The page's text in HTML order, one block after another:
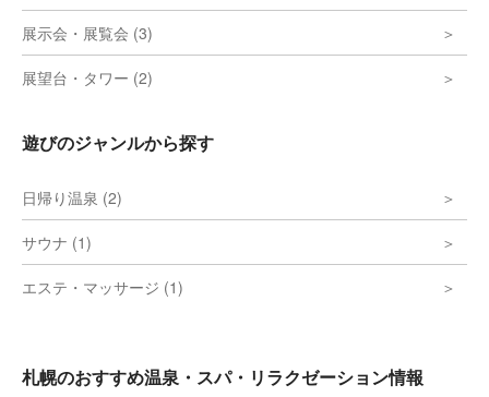
展示会・展覧会 (3)
展望台・タワー (2)
遊びのジャンルから探す
日帰り温泉 (2)
サウナ (1)
エステ・マッサージ (1)
札幌のおすすめ温泉・スパ・リラクゼーション情報